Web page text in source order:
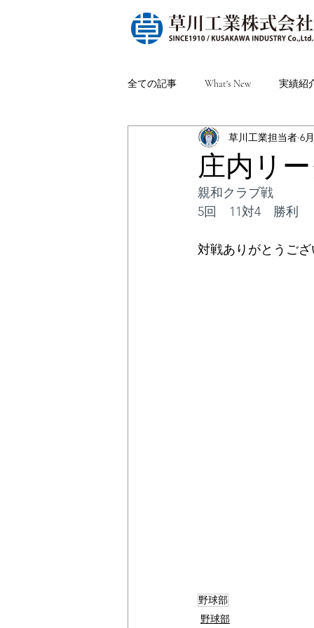
全ての記事 What's New 実績紹
庄内リ
草川工業担当者 6
親和クラブ戦
5回　11対4　勝利
対戦ありがとうご
野球部
野球部